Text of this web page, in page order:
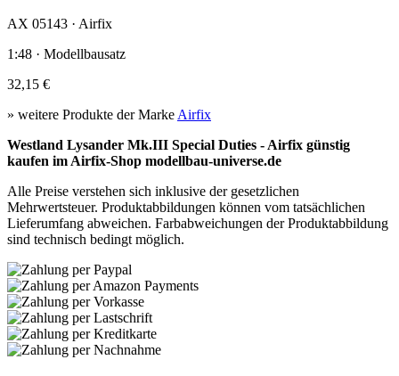
AX 05143 · Airfix
1:48 · Modellbausatz
32,15 €
» weitere Produkte der Marke Airfix
Westland Lysander Mk.III Special Duties - Airfix günstig
kaufen im Airfix-Shop modellbau-universe.de
Alle Preise verstehen sich inklusive der gesetzlichen
Mehrwertsteuer. Produktabbildungen können vom tatsächlichen
Lieferumfang abweichen. Farbabweichungen der Produktabbildung
sind technisch bedingt möglich.